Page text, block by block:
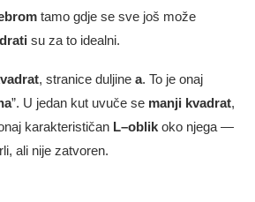
tamo gdje se sve još može
su za to idealni.
, stranice duljine a. To je onaj
”. U jedan kut uvuče se manji kvadrat,
karakterističan L–oblik oko njega —
ali nije zatvoren.